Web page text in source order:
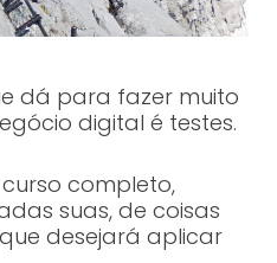
dá para fazer muito
digital é testes.
completo,
suas, de coisas
desejará aplicar